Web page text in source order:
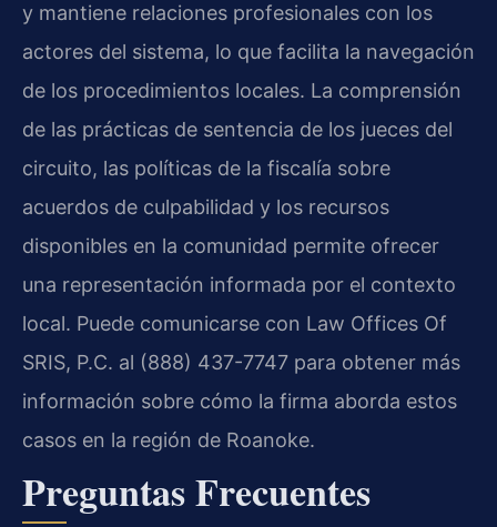
y mantiene relaciones profesionales con los
actores del sistema, lo que facilita la navegación
de los procedimientos locales. La comprensión
de las prácticas de sentencia de los jueces del
circuito, las políticas de la fiscalía sobre
acuerdos de culpabilidad y los recursos
disponibles en la comunidad permite ofrecer
una representación informada por el contexto
local. Puede comunicarse con Law Offices Of
SRIS, P.C. al (888) 437-7747 para obtener más
información sobre cómo la firma aborda estos
casos en la región de Roanoke.
Preguntas Frecuentes